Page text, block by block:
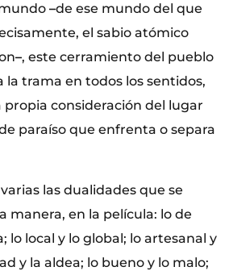
–de ese mundo del que
el sabio atómico
–, este cerramiento del pueblo
la trama en todos los sentidos,
consideración del lugar
paraíso que enfrenta o separa
las dualidades que se
manera, en la película: lo de
lo local y lo global; lo artesanal y
y la aldea; lo bueno y lo malo;